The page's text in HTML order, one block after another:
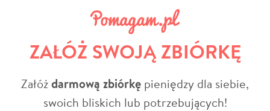
ZAŁÓŻ SWOJĄ ZBIÓRKĘ
Załóżdarmową zbiórkę pieniędzy dla siebie,
swoich bliskich lub potrzebujących!